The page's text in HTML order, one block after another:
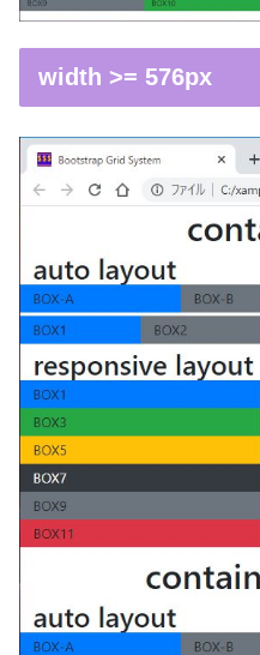
width >= 576px